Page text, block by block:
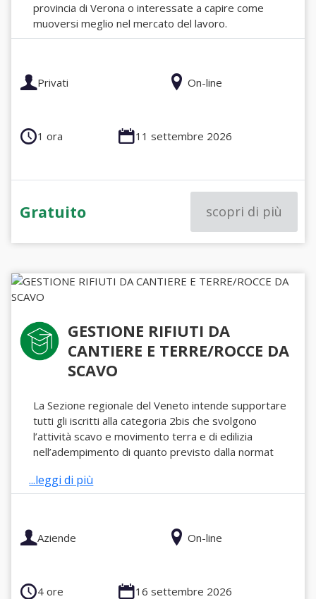
provincia di Verona o interessate a capire come
muoversi meglio nel mercato del lavoro.
Privati On-line
1 ora 11 settembre 2026
Gratuito scopri di più
GESTIONE RIFIUTI DA
CANTIERE E TERRE/ROCCE DA
SCAVO
La Sezione regionale del Veneto intende supportare
tutti gli iscritti alla categoria 2bis che svolgono
l’attività scavo e movimento terra e di edilizia
nell’adempimento di quanto previsto dalla normat
...leggi di più
Aziende On-line
4 ore 16 settembre 2026